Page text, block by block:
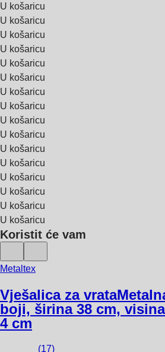
U košaricu
U košaricu
U košaricu
U košaricu
U košaricu
U košaricu
U košaricu
U košaricu
U košaricu
U košaricu
U košaricu
U košaricu
U košaricu
U košaricu
U košaricu
U košaricu
Koristit će vam
Metaltex
Vješalica za vrata
boji, širina 38 cm,
4 cm
(17)